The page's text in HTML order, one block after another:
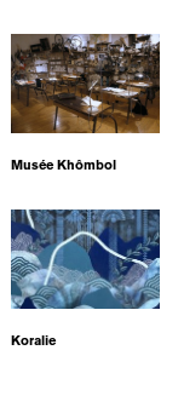
Musée Khômbol
Koralie